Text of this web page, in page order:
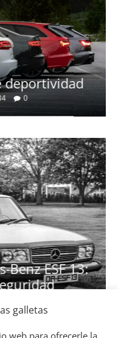
deportividad
0
Benz ESF 13:
galletas
web para ofrecerle la